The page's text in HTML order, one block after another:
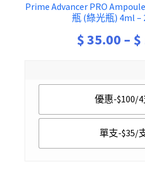
Prime Advancer PRO
瓶 (綠光瓶) 4ml –
$35.00 – $
優惠-$100/
單支-$35/